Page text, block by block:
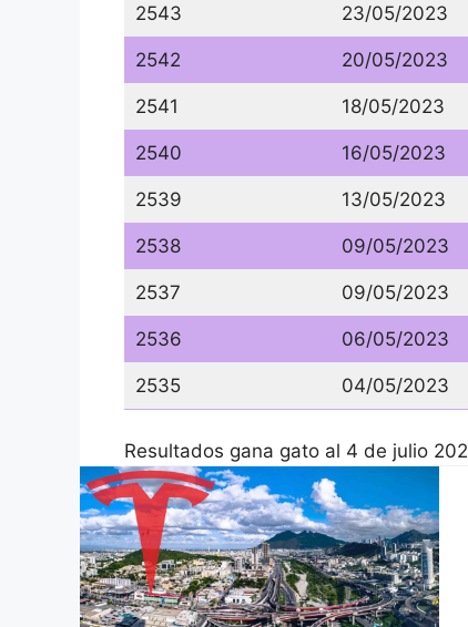
2543 23/05/2023
2542 20/05/2023
2541 18/05/2023
2540 16/05/2023
2539 13/05/2023
2538 09/05/2023
2537 09/05/2023
2536 06/05/2023
2535 04/05/2023
Resultados gana gato al 4 de julio